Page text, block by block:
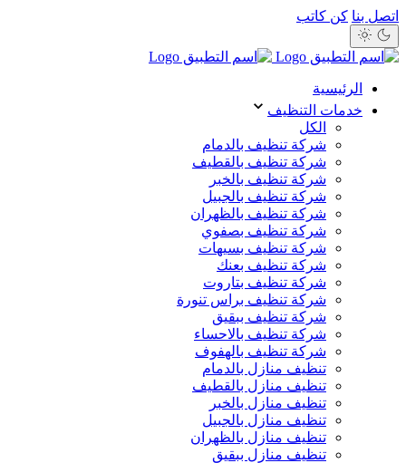
اتصل بنا كن كاتب
الرئيسية
خدمات التنظيف
الكل
شركة تنظيف بالدمام
شركة تنظيف بالقطيف
شركة تنظيف بالخبر
شركة تنظيف بالجبيل
شركة تنظيف بالظهران
شركة تنظيف بصفوي
شركة تنظيف بسيهات
شركة تنظيف بعنك
شركة تنظيف بتاروت
شركة تنظيف براس تنورة
شركة تنظيف ببقيق
شركة تنظيف بالاحساء
شركة تنظيف بالهفوف
تنظيف منازل بالدمام
تنظيف منازل بالقطيف
تنظيف منازل بالخبر
تنظيف منازل بالجبيل
تنظيف منازل بالظهران
تنظيف منازل ببقيق